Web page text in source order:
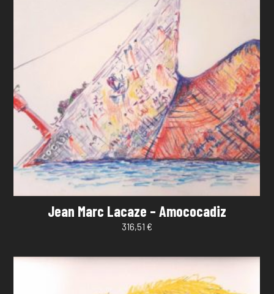
Jean Marc Lacaze – Amococadiz
316,51 €